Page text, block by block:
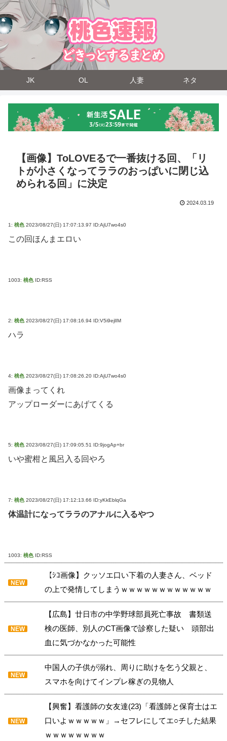
JK OL 人妻 ネタ
【画像】ToLOVEるで一番抜ける回、「リ
トが小さくなってララのおっぱいに閉じ込
められる回」に決定
2024.03.19
1: 桃色 2023/08/27(日) 17:07:13.97 ID:AjU7wo4s0
この回ほんまエロい
1003: 桃色 ID:RSS
2: 桃色 2023/08/27(日) 17:08:16.94 ID:V5i9ejlIM
ハラ
4: 桃色 2023/08/27(日) 17:08:26.20 ID:AjU7wo4s0
画像まってくれ
アップローダーにあげてくる
5: 桃色 2023/08/27(日) 17:09:05.51 ID:9jogAp+br
いや蜜柑と風呂入る回やろ
7: 桃色 2023/08/27(日) 17:12:13.66 ID:yKkEblqGa
体温計になってララのアナルに入るやつ
1003: 桃色 ID:RSS
NEW
【ｼｺ画像】クッソエ口い下着の人妻さん、ベッド
の上で発情してしまうｗｗｗｗｗｗｗｗｗｗｗｗ
NEW
【広島】廿日市の中学野球部員死亡事故 書類送
検の医師、別人のCT画像で診察した疑い 頭部出
血に気づかなかった可能性
NEW
中国人の子供が溺れ、周りに助けを乞う父親と、
スマホを向けてインプレ稼ぎの見物人
NEW
【興奮】看護師の女友達(23)「看護師と保育士はエ
口いよｗｗｗｗｗ」→セフレにしてエ○チした結果
ｗｗｗｗｗｗｗｗ